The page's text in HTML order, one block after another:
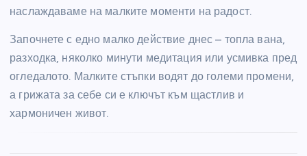
наслаждаваме на малките моменти на радост.
Започнете с едно малко действие днес – топла вана,
разходка, няколко минути медитация или усмивка пред
огледалото. Малките стъпки водят до големи промени,
а грижата за себе си е ключът към щастлив и
хармоничен живот.